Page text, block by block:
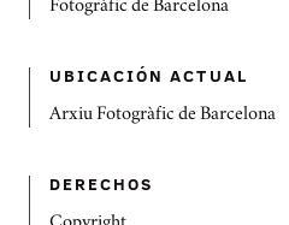
Fotogràfic de Barcelona
UBICACIÓN ACTUAL
Arxiu Fotogràfic de Barcelona
DERECHOS